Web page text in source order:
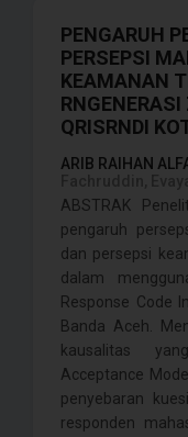
PENGARUH
PERSEPSI
KEAMANAN
QRISRNDI
ARIB RAIHAN
ABSTRAK
pengaruh
dan persepsi
dalam
Response Code
Banda Aceh.
kausalitas
Acceptance
penyebaran
responden